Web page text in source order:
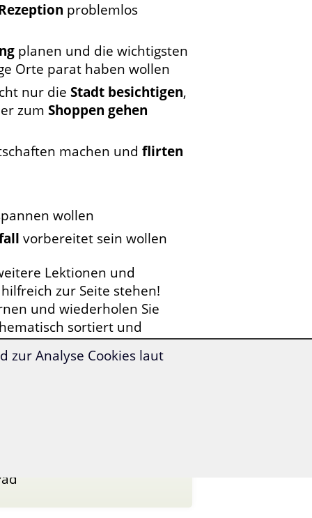
problemlos
planen und die wichtigsten
Orte parat haben wollen
nur die Stadt besichtigen,
zum Shoppen gehen
machen und flirten
wollen
vorbereitet sein wollen
Lektionen und
zur Seite stehen!
und wiederholen Sie
sortiert und
zur Analyse Cookies laut